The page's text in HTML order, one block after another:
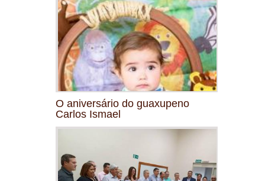
O aniversário do guaxupeno
Carlos Ismael